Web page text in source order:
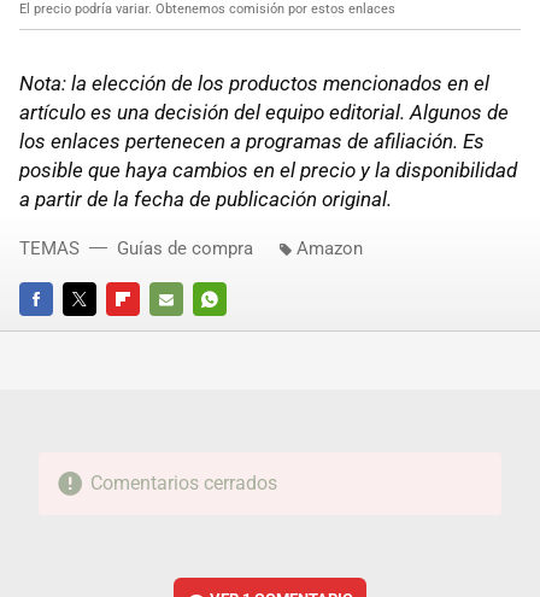
El precio podría variar. Obtenemos comisión por estos enlaces
Nota: la elección de los productos mencionados en el
artículo es una decisión del equipo editorial. Algunos de
los enlaces pertenecen a programas de afiliación. Es
posible que haya cambios en el precio y la disponibilidad
a partir de la fecha de publicación original.
FACEBOOKTWITTERFLIPBOARD
E-
WHATSAPP
TEMAS Guías de compra Amazon
Comentarios cerrados